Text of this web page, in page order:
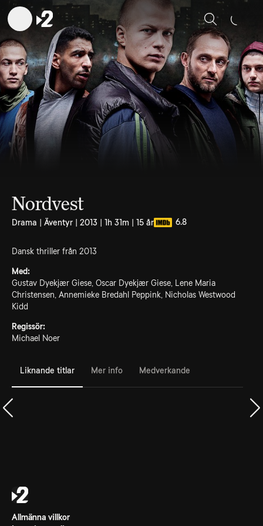
Sök
Nordvest
Drama | Äventyr | 2013 | 1h 31m | 15 år 6.8
Dansk thriller från 2013
Med:
Gustav Dyekjær Giese, Oscar Dyekjær Giese, Lene Maria
Christensen, Annemieke Bredahl Peppink, Nicholas Westwood
Kidd
Regissör:
Michael Noer
Liknande titlar Mer info Medverkande
Allmänna villkor